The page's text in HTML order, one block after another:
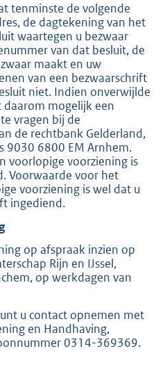
tenminste de volgende
de dagtekening van het
waartegen u bezwaar
van dat besluit, de
maakt en uw
van een bezwaarschrift
niet. Indien onverwijlde
daarom mogelijk een
vragen bij de
de rechtbank Gelderland,
9030 6800 EM Arnhem.
voorlopige voorziening is
Voorwaarde voor het
voorziening is wel dat u
ingediend.
op afspraak inzien op
Rijn en IJssel,
op werkdagen van
u contact opnemen met
en Handhaving,
0314-369369.